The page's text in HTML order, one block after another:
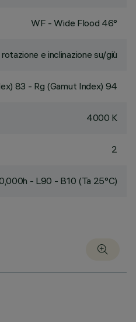
WF - Wide Flood 46°
rotazione e inclinazione su/giù
83 - Rg (Gamut Index) 94
4000 K
2
- L90 - B10 (Ta 25°C)